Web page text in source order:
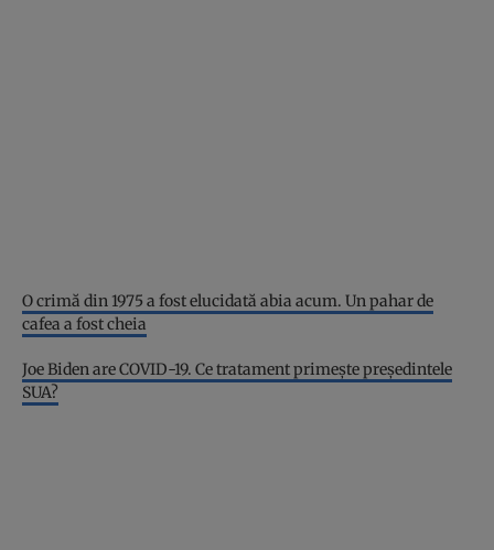
O crimă din 1975 a fost elucidată abia acum. Un pahar de
cafea a fost cheia
Joe Biden are COVID-19. Ce tratament primește președintele
SUA?